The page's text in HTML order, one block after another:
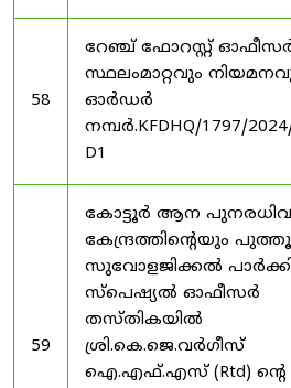
58
റേഞ്ച് ഫോറസ്റ്റ്
സ്ഥലംമാറ്റവും
ഓർഡർ
നമ്പർ.KFDHQ/1797/
D1
59
കോട്ടൂർ ആന
കേന്ദ്രത്തിന്റെയും
സുവോളജിക്കൽ
സ്പെഷ്യൽ ഓഫീസർ
തസ്തികയിൽ
ശ്രി.കെ.ജെ.വർഗീസ്
ഐ.എഫ്.എസ് (Rtd) ന്റെ